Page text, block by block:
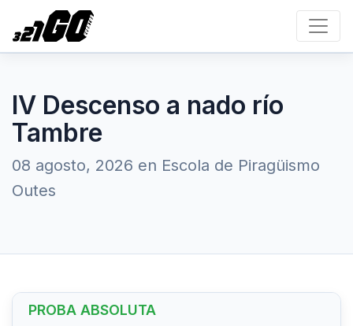
IV Descenso a nado río
Tambre
08 agosto, 2026 en Escola de Piragüismo
Outes
PROBA ABSOLUTA